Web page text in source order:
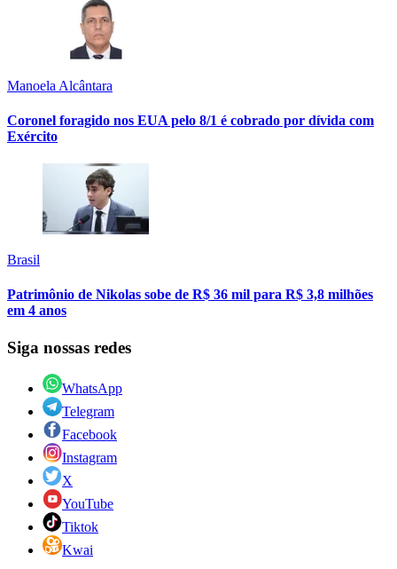
Manoela Alcântara
Coronel foragido nos EUA pelo 8/1 é cobrado por dívida com
Exército
Brasil
Patrimônio de Nikolas sobe de R$ 36 mil para R$ 3,8 milhões
em 4 anos
Siga nossas redes
WhatsApp
Telegram
Facebook
Instagram
X
YouTube
Tiktok
Kwai